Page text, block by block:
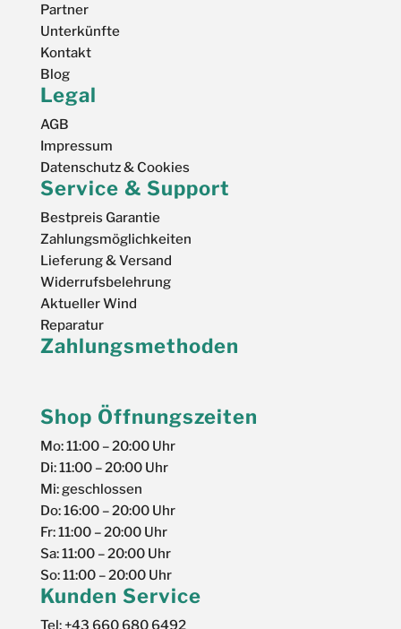
Partner
Unterkünfte
Kontakt
Blog
Legal
AGB
Impressum
Datenschutz & Cookies
Service & Support
Bestpreis Garantie
Zahlungsmöglichkeiten
Lieferung & Versand
Widerrufsbelehrung
Aktueller Wind
Reparatur
Zahlungsmethoden
Shop Öffnungszeiten
Mo: 11:00 – 20:00 Uhr
Di: 11:00 – 20:00 Uhr
Mi: geschlossen
Do: 16:00 – 20:00 Uhr
Fr: 11:00 – 20:00 Uhr
Sa: 11:00 – 20:00 Uhr
So: 11:00 – 20:00 Uhr
Kunden Service
Tel: +43 660 680 6492